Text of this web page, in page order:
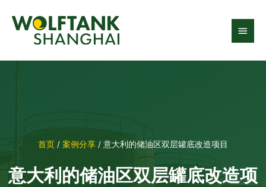
主
菜
单
首页 / 案例分享 / 意大利的储油区双层罐底改造项目
意大利的储油区双层罐底改造项